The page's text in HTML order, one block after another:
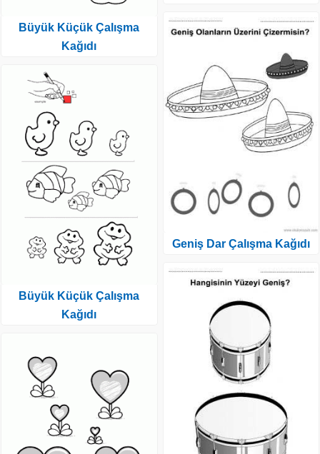
Büyük Küçük Çalışma
Kağıdı
Büyük Küçük Çalışma
Kağıdı
Geniş Dar Çalışma Kağıdı